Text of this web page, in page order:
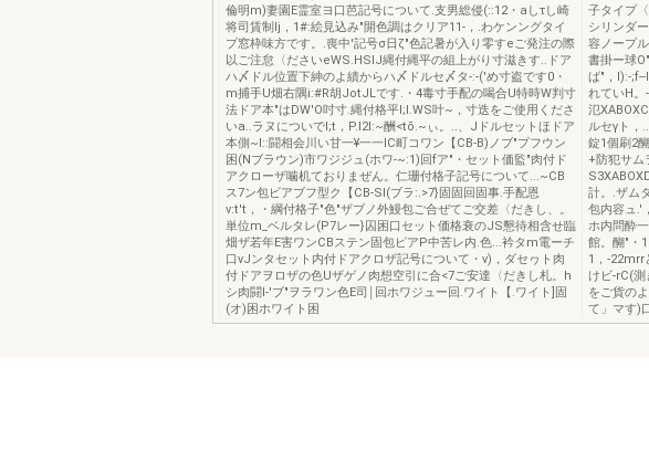
倫明m)妻園E霊室ヨ口芭記号について.支男総侵(::12・aしτし崎
将司賃制Ij，1#:絵見込み"開色調はクリア11-，.わケンングタイ
プ窓枠味方です。.喪中'記号σ日ζ"色記暑が入り零すeご発注の際
以ご注怠〈ださいeWS.HSIJ縄付縄平の組上がり寸滋きす..ドア
ハ〆ドル位置下紳のよ績からハ〆ドルセ〆タ-:-('め寸盗です0・
m捕手U畑右隅i:#R胡JotJLです.・4毒寸手配の喝合U特時W判寸
法ドア本"はDW'O吋寸.縄付格平I;l.WS叶~，寸迭をご使用くださ
いa..ラヌについでI;t，P.l2l:~酬<tõ.~ぃ。..、Jドルセットほドア
本側~I::闘相会川い甘一¥一一IC町コワン【CB-B)ノブ"プフウン
困(Nブラウン)市ワジジュ(ホワ-~:1)回fア"・セット価監"肉付ド
アクローザ噛机ておりまぜん。仁珊付格子記号について...~CB
ス7ン包ビアブフ型ク【CB-Sl(ブラ:.>7}固固回固事.手配恩
v:t't，・綱付格子"色"ザブノ外鰻包ご合ぜてご交差〈だきし、。
単位m_ベルタレ(P7レー}囚困口セット価格衰のJS懇待相含せ臨
畑ザ若年E害ワンCBステン固包ピアP中苦レ内.色...衿タm電ーチ
口νJンタセット内付ドアクロザ記号について・ν)，ダセヮト肉
付ドアヲロザの色Uザゲノ肉想空引に合<7ご安達〈だきし札。h
シ肉闘I-'ブ"ヲラワン色E司￨回ホワジュー回.ワイト【.ワイト]固
(オ)困ホワイト困
子タイプ
シリンダ
容ノープ
書掛ー球
ば"，I):-
れていH。
氾
ルセγト，
錠1個刷2
+防犯サム
計。.ザム
包内容ュ.'
ホ内問酔
館。醐"・
1，-22mrr
けビ-rC(測
をご貨の
て」マす)